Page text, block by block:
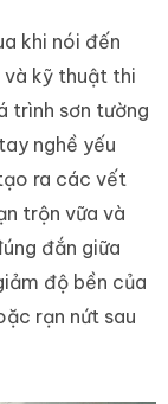
khi nói đến
và kỹ thuật thi
trình sơn tường
nghề yếu
ra các vết
trộn vữa và
đắn giữa
độ bền của
rạn nứt sau